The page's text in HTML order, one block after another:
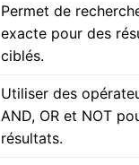
Permet de
exacte pour des
ciblés.
Utiliser des
AND, OR et NOT
résultats.